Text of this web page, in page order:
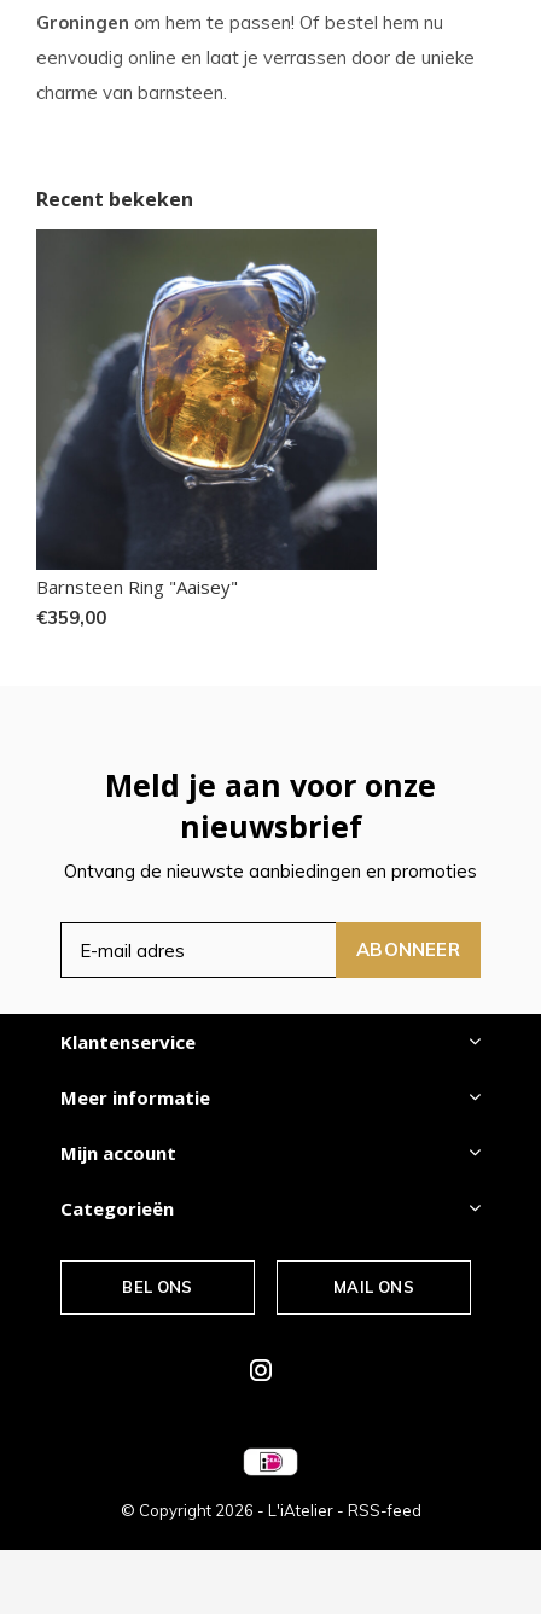
Groningen om hem te passen! Of bestel hem nu
eenvoudig online en laat je verrassen door de unieke
charme van barnsteen.
Recent bekeken
Barnsteen Ring "Aaisey"
€359,00
Meld je aan voor onze
nieuwsbrief
Ontvang de nieuwste aanbiedingen en promoties
ABONNEER
Klantenservice
Meer informatie
Mijn account
Categorieën
BEL ONS MAIL ONS
© Copyright 2026 - L'iAtelier - RSS-feed